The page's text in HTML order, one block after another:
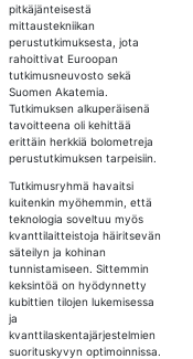
pitkäjänteisestä
mittaustekniikan
perustutkimuksesta, jota
rahoittivat Euroopan
tutkimusneuvosto sekä
Suomen Akatemia.
Tutkimuksen alkuperäisenä
tavoitteena oli kehittää
erittäin herkkiä bolometreja
perustutkimuksen tarpeisiin.
Tutkimusryhmä havaitsi
kuitenkin myöhemmin, että
teknologia soveltuu myös
kvanttilaitteistoja häiritsevän
säteilyn ja kohinan
tunnistamiseen. Sittemmin
keksintöä on hyödynnetty
kubittien tilojen lukemisessa
ja
kvanttilaskentajärjestelmien
suorituskyvyn optimoinnissa.